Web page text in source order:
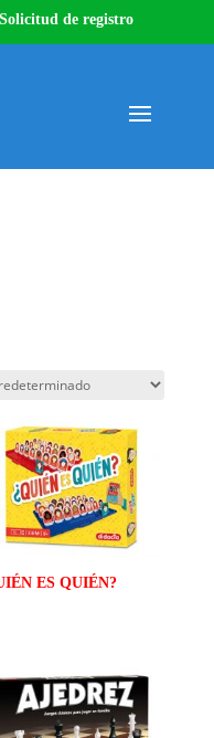
Solicitud de registro
ES QUIÉN?